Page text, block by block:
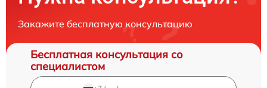
Закажите бесплатную консультацию
Бесплатная консультация со
специалистом